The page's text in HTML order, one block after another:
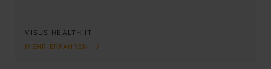
VISUS HEALTH IT
MEHR ERFAHREN